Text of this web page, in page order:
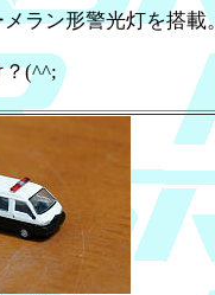
ラン形警光灯を搭載
(^^;